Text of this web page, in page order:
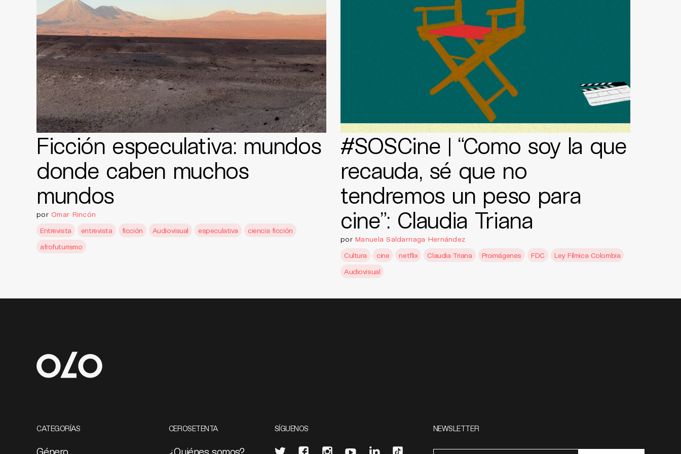
Ficción especulativa: mundos
donde caben muchos
mundos
por Omar Rincón
Entrevista
entrevista ficción Audiovisual especulativa
ciencia ficción
afrofuturismo
#SOSCine | “Como soy la que
recauda, sé que no
tendremos un peso para
cine”: Claudia Triana
por Manuela Saldarriaga Hernández
Cultura
cine netflix Claudia Triana Proimágenes FDC
Ley Fílmica Colombia
Audiovisual
CATEGORÍAS
Género
CEROSETENTA
¿Quiénes somos?
SÍGUENOS NEWSLETTER